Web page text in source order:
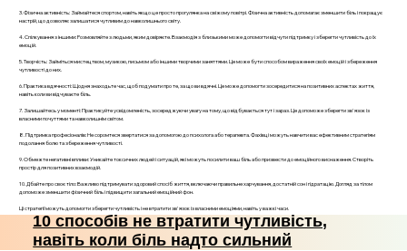
3. Фізична активність: Займайтеся спортом, навіть якщо це просто прогулянка на свіжому повітрі. Фізична активність допомагає зменшити біль і покращує
настрій, що дозволяє залишатися чутливим до навколишнього світу.
4. Спілкування з іншими: Розмовляйте з людьми, яким довіряєте. Взаємодія з близькими може допомогти відчути підтримку і зберегти чутливість до їх
емоцій.
5. Творчість: Займіться мистецтвом, музикою, письмом або іншими творчими заняттями. Це може бути способом вираження своїх емоцій і збереження
чутливості до них.
6. Практика вдячності: Щодня знаходьте час, щоб подумати про те, за що ви вдячні. Це може допомогти зосередитися на позитивних аспектах життя,
навіть коли ви відчуваєте біль.
7. Залишайтесь у моменті: Практикуйте усвідомленість, зосереджуючи увагу на тому, що відбувається тут і зараз. Це допоможе зберегти зв'язок із
власними почуттями та навколишнім світом.
8. Підтримка професіоналів: Не соромтеся звертатися за допомогою до психолога або терапевта. Фахівці можуть навчити вас ефективним стратегіям
подолання болю та збереження чутливості.
9. Обмежте негативні впливи: Уникайте токсичних людей і ситуацій, які можуть посилити ваш біль або призвести до емоційного виснаження. Створіть
простір для позитивних взаємодій.
10. Дбайте про своє тіло: Важливо підтримувати здоровий спосіб життя, включаючи правильне харчування, достатній сон і гідратацію. Догляд за тілом
допоможе зменшити фізичний біль і підвищити загальний емоційний фон.
Ці стратегії можуть допомогти зберегти чутливість і не втратити зв'язок із власними емоціями, навіть у важкі часи.
10 способів не втратити чутливість,
навіть коли біль надто сильний